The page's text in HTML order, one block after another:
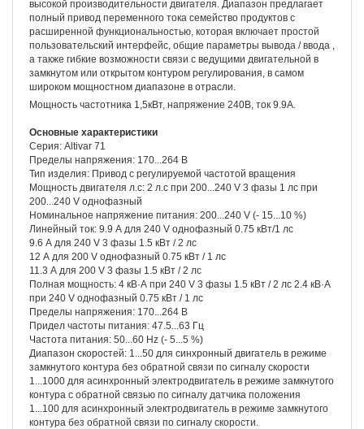
высокой производительности двигателя. Диапазон предлагает
полный привод переменного тока семейство продуктов с
расширенной функциональностью, которая включает простой
пользовательский интерфейс, общие параметры вывода / ввода ,
а также гибкие возможности связи с ведущими двигательной в
замкнутом или открытом контуром регулирования, в самом
широком мощностном диапазоне в отрасли.
Мощность частотника 1,5кВт, напряжение 240В, ток 9.9А.
Основные характеристики
Серия: Altivar 71
Пределы напряжения: 170...264 В
Тип изделия: Привод с регулируемой частотой вращения
Мощность двигателя л.с: 2 л.с при 200...240 V 3 фазы 1 лс при
200...240 V однофазный
Номинальное напряжение питания: 200...240 V (- 15...10 %)
Линейный ток: 9.9 А для 240 V однофазный 0.75 кВт/1 лс
9.6 А для 240 V 3 фазы 1.5 кВт / 2 лс
12 А для 200 V однофазный 0.75 кВт / 1 лс
11.3 А для 200 V 3 фазы 1.5 кВт / 2 лс
Полная мощность: 4 кВ·А при 240 V 3 фазы 1.5 кВт / 2 лс 2.4 кВ·А
при 240 V однофазный 0.75 кВт / 1 лс
Пределы напряжения: 170...264 В
Придел частоты питания: 47.5...63 Гц
Частота питания: 50...60 Hz (- 5...5 %)
Диапазон скоростей: 1...50 для синхронный двигатель в режиме
замкнутого контура без обратной связи по сигналу скорости
1...1000 для асинхронный электродвигатель в режиме замкнутого
контура с обратной связью по сигналу датчика положения
1...100 для асинхронный электродвигатель в режиме замкнутого
контура без обратной связи по сигналу скорости.